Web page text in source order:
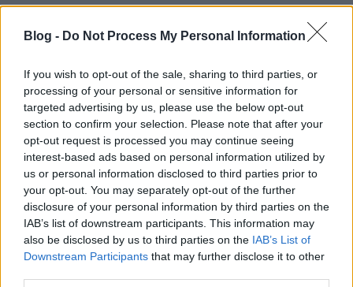
Blog - Do Not Process My Personal Information
If you wish to opt-out of the sale, sharing to third parties, or
processing of your personal or sensitive information for
targeted advertising by us, please use the below opt-out
section to confirm your selection. Please note that after your
opt-out request is processed you may continue seeing
interest-based ads based on personal information utilized by
us or personal information disclosed to third parties prior to
your opt-out. You may separately opt-out of the further
disclosure of your personal information by third parties on the
IAB’s list of downstream participants. This information may
also be disclosed by us to third parties on the IAB’s List of
Downstream Participants that may further disclose it to other
Mátészalkáról érkezett. Pályáját a
Duna Televízióban kezdte, később az RTL
években a XXI. Század és a Reggeli műsorvezetője
volt. Bár a közlemény nem tér ki rá, de valószínűleg
az új pozíció miatt Szondi távozik az RTL-től, és így a
két műsorból is.
Hozzá hasonlóan búcsút int a csatornának Magyar
Évais. A Nagykanizsáról indult újságíró pályáját a
helyi televízióban kezdte, majd a Magyar Rádió
győri szerkesztőségénél és az RTL-nél folytatta.
Nyugat-magyarországi tudósítóként, később a
Híradó politikai riportereként hosszú éveken át az
emberek életét befolyásoló döntésekről